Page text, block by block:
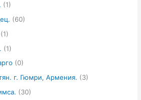
(1)
(60)
(1)
(1)
(0)
г. Гюмри, Армения. (3)
(30)